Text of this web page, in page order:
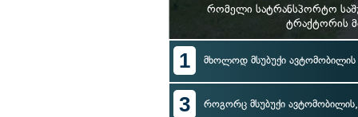
რომელი სატრანსპორტო
ტრაქტორის
1 მხოლოდ მსუბუქი
3 როგორც მსუბუქი ავტომობილის,